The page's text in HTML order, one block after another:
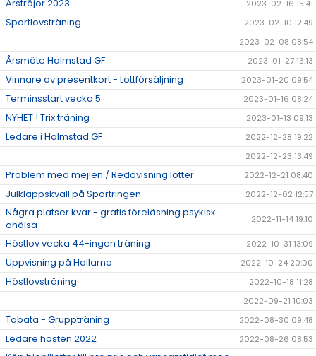
Årströjor 2023 2023-02-16 15:41
Sportlovsträning
2023-02-10 12:49
2023-02-08 08:54
Årsmöte Halmstad GF 2023-01-27 13:13
Vinnare av presentkort - Lottförsäljning 2023-01-20 09:54
Terminsstart vecka 5 2023-01-16 08:24
NYHET ! Trix träning 2023-01-13 09:13
Ledare i Halmstad GF
2022-12-28 19:22
2022-12-23 13:49
Problem med mejlen / Redovisning lotter 2022-12-21 08:40
Julklappskväll på Sportringen 2022-12-02 12:57
Några platser kvar - gratis föreläsning psykisk
ohälsa
2022-11-14 19:10
Höstlov vecka 44-ingen träning 2022-10-31 13:09
Uppvisning på Hallarna 2022-10-24 20:00
Höstlovsträning
2022-10-18 11:28
2022-09-21 10:03
Tabata - Gruppträning 2022-08-30 09:48
Ledare hösten 2022 2022-08-26 08:53